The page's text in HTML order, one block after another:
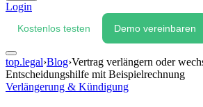
Login
Kostenlos testen Demo vereinbaren
top.legal›Blog›Vertrag verlängern oder
Entscheidungshilfe mit Beispielrechnung
Verlängerung & Kündigung